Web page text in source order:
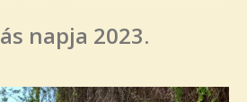
napja 2023.